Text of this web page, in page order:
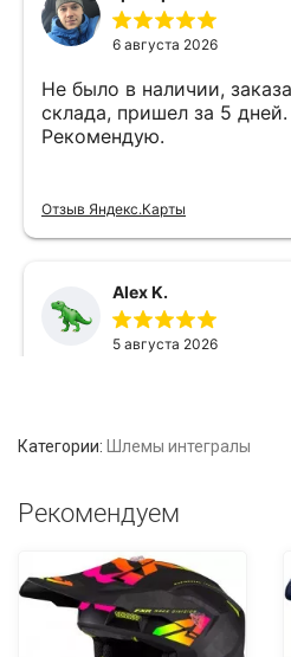
Категории: Шлемы интегралы
Рекомендуем